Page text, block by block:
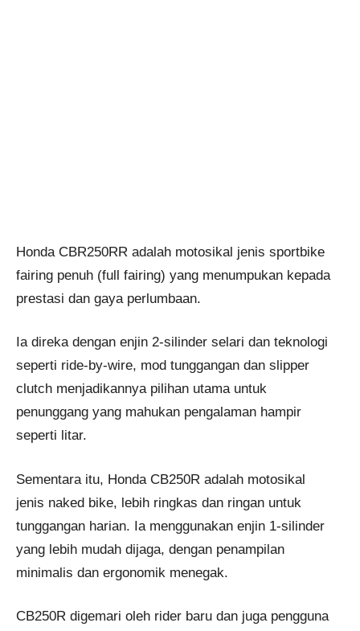
Honda CBR250RR adalah motosikal jenis sportbike
fairing penuh (full fairing) yang menumpukan kepada
prestasi dan gaya perlumbaan.
Ia direka dengan enjin 2-silinder selari dan teknologi
seperti ride-by-wire, mod tunggangan dan slipper
clutch menjadikannya pilihan utama untuk
penunggang yang mahukan pengalaman hampir
seperti litar.
Sementara itu, Honda CB250R adalah motosikal
jenis naked bike, lebih ringkas dan ringan untuk
tunggangan harian. Ia menggunakan enjin 1-silinder
yang lebih mudah dijaga, dengan penampilan
minimalis dan ergonomik menegak.
CB250R digemari oleh rider baru dan juga pengguna